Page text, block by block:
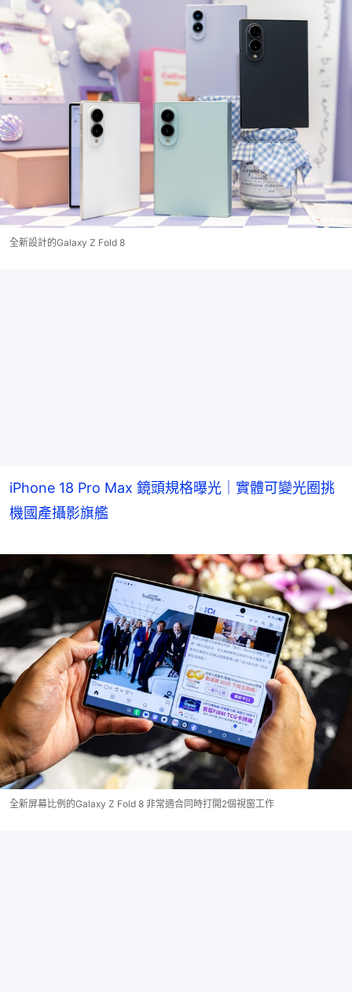
全新設計的Galaxy Z Fold 8
iPhone 18 Pro Max 鏡頭規格曝光｜實體可變光圈挑
機國產攝影旗艦
全新屏幕比例的Galaxy Z Fold 8 非常適合同時打開2個視窗工作